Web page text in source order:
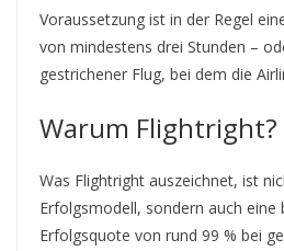
Voraussetzung ist in der Regel
von mindestens drei Stunden –
gestrichener Flug, bei dem die
Warum Flightright?
Was Flightright auszeichnet, ist
Erfolgsmodell, sondern auch eine
Erfolgsquote von rund 99 % bei